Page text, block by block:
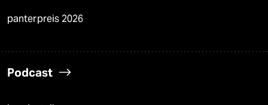
panterpreis 2026
Podcast